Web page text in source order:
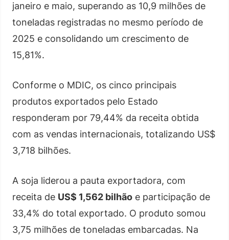
janeiro e maio, superando as 10,9 milhões de
toneladas registradas no mesmo período de
2025 e consolidando um crescimento de
15,81%.
Conforme o MDIC, os cinco principais
produtos exportados pelo Estado
responderam por 79,44% da receita obtida
com as vendas internacionais, totalizando US$
3,718 bilhões.
A soja liderou a pauta exportadora, com
receita de US$ 1,562 bilhão e participação de
33,4% do total exportado. O produto somou
3,75 milhões de toneladas embarcadas. Na